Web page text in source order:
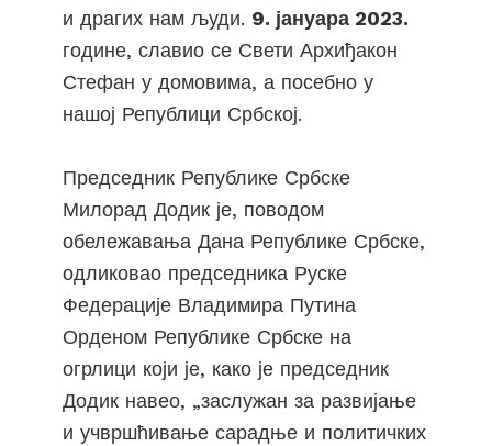
и драгих нам људи. 9. јануара 2023.
године, славио се Свети Архиђакон
Стефан у домовима, а посебно у
нашој Републици Србској.
Председник Републике Србске
Милорад Додик је, поводом
обележавања Дана Републике Србске,
одликовао председника Руске
Федерације Владимира Путина
Орденом Републике Србске на
огрлици који је, како је председник
Додик навео, „заслужан за развијање
и учвршћивање сарадње и политичких